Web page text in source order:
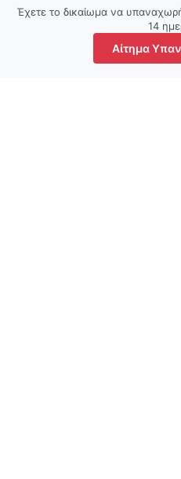
Ο λογαριασμός μου
Έχετε το δικαίωμα να
14
Αίτημα